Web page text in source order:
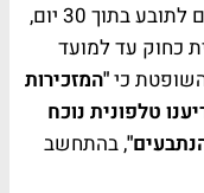
השופטת קבעה כי הסכום המלא ישולם לתובע בתוך 30 יום,
כחוק עד למועד
כי"המזכירות
טלפונית נוכח
, בהתחשב